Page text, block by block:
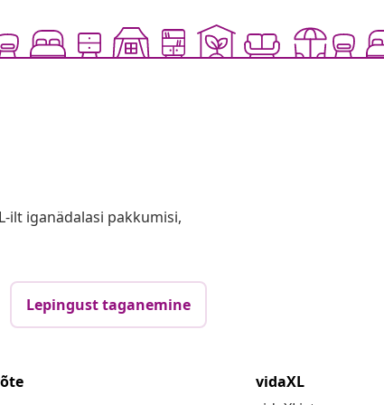
ilt iganädalasi pakkumisi,
Lepingust taganemine
vidaXL